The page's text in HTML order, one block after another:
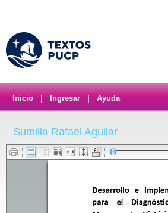
Inicio Ingresar Ayuda
Sumilla Rafael Aguilar